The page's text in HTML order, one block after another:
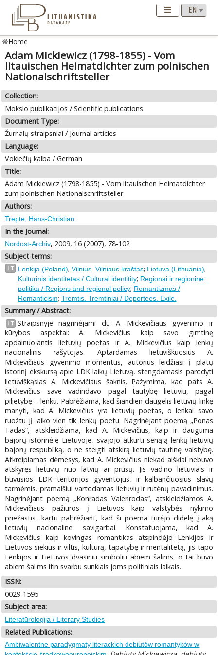
Home
Adam Mickiewicz (1798-1855) - Vom
litauischen Heimatdichter zum polnischen
Nationalschriftsteller
Collection:
Mokslo publikacijos / Scientific publications
Document Type:
Žurnalų straipsniai / Journal articles
Language:
Vokiečių kalba / German
Title:
Adam Mickiewicz (1798-1855) - Vom litauischen Heimatdichter
zum polnischen Nationalschriftsteller
Authors:
Trepte, Hans-Christian
In the Journal:
Nordost-Archiv, 2009, 16 (2007), 78-102
Subject terms:
LT Lenkija (Poland); Vilnius. Vilniaus kraštas; Lietuva (Lithuania);
Kultūrinis identitetas / Cultural identitity; Regionai ir regioninė
politika / Regions and regional policy; Romantizmas /
Romanticism; Tremtis. Tremtiniai / Deportees. Exile.
Summary / Abstract:
LT Straipsnyje nagrinėjami du A. Mickevičiaus gyvenimo ir
kūrybos aspektai: A. Mickevičius kaip savo gimtinę
apdainuojantis lietuvių poetas ir A. Mickevičius kaip lenkų
nacionalinis rašytojas. Aptardamas lietuviškuosius A.
Mickevičiaus gyvenimo momentus, autorius leidžiasi į platų
istorinį ekskursą apie LDK laikų Lietuvą, stengdamasis parodyti
lietuviškąsias A. Mickevičiaus šaknis. Pažymima, kad pats A.
Mickevičius save vadindavo pagal tautybę lietuviu, pagal
pilietybę – lenku. Pabrėžiama, kad šiandien daugelis lietuvių linkę
manyti, kad A. Mickevičius yra lietuvių poetas, o lenkai savo
ruožtu jį laiko vien tik lenkų poetu. Nagrinėjant poemą „Ponas
Tadas“, atskleidžiama, kad A. Mickevičius, kaip ir dauguma
bajorų istorinėje Lietuvoje, svajojo atkurti senąją lenkų-lietuvių
bajorų respubliką, o ne steigti atskirą lietuvių tautinę valstybę.
Atkreipiamas dėmesys, kad A. Mickevičius niekad aiškiai nebuvo
atskyręs lietuvių nuo latvių ar prūsų. Jis vadino lietuviais ir
buvusios LDK teritorijos gyventojus, ir kalbančiuosius slavų
tarmėmis, pramaišiui vartodamas lietuvių ir rutėnų pavadinimus.
Nagrinėjant poemą „Konradas Valenrodas“, atskleidžiamos A.
Mickevičiaus pažiūros į Lietuvos kaip valstybės nykimo
priežastis, kartu pabrėžiant, kad ši poema turėjo didelę įtaką
lietuvių nacionalinei savigarbai. Konstatuojama, kad A.
Mickevičius kaip kovingas romantikas atspindėjo Lenkijos ir
Lietuvos siekius ir viltis, kultūrą, tapatybę ir mentalitetą, jis tapo
Lenkijos ir Lietuvos dvasiniu simboliu abiem šalims, o tai buvo
abiem šalims itin svarbu sunkiais joms politiniais laikais.
ISSN:
0029-1595
Subject area:
Literatūrologija / Literary Studies
Related Publications:
Ambiwalentne paradygmaty literackich debiutów romantyków w